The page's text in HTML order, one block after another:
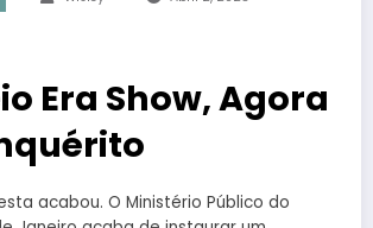
Era Show, Agora
acabou. O Ministério Público do